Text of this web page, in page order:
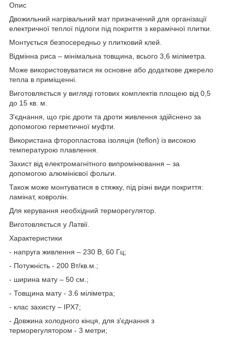
Опис
Двожильний нагрівальний мат призначений для організації
електричної теплої підлоги під покриття з керамічної плитки.
Монтується безпосередньо у плитковий клей.
Відмінна риса – мінімальна товщина, всього 3,6 міліметра.
Може використовуватися як основне або додаткове джерело
тепла в приміщенні.
Виготовляється у вигляді готових комплектів площею від 0,5
до 15 кв. м.
З'єднання, що гріє дроти та дроти живлення здійснено за
допомогою герметичної муфти.
Використана фторопластова ізоляція (teflon) із високою
температурою плавлення.
Захист від електромагнітного випромінювання – за
допомогою алюмінієвої фольги.
Також може монтуватися в стяжку, під різні види покриття:
ламінат, ковролін.
Для керування необхідний терморегулятор.
Виготовляється у Латвії.
Характеристики
- напруга живлення – 230 В, 60 Гц;
- Потужність - 200 Вт/кв.м.;
- ширина мату – 50 см.;
- Товщина мату - 3.6 міліметра;
- клас захисту – IPX7;
- Довжина холодного кінця, для з'єднання з
терморегулятором - 3 метри;